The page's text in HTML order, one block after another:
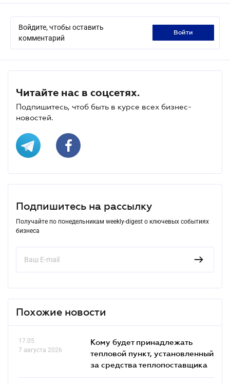
Войдите, чтобы оставить
комментарий
войти
Читайте нас в соцсетях.
Подпишитесь, чтоб быть в курсе всех бизнес-
новостей.
Подпишитесь на рассылку
Получайте по понедельникам weekly-digest о ключевых событиях
бизнеса
Похожие новости
17.05
7 августа 2026
Кому будет принадлежать
тепловой пункт, установленный
за средства теплопоставщика